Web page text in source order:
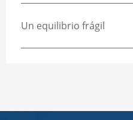
Un equilibrio frágil